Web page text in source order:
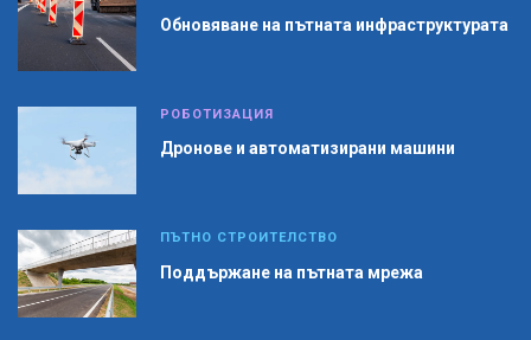
Обновяване на пътната инфраструктурата
РОБОТИЗАЦИЯ
Дронове и автоматизирани машини
ПЪТНО СТРОИТЕЛСТВО
Поддържане на пътната мрежа